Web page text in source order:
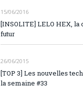
15/06/2016
[INSOLITE] LELO HEX, la
futur
26/06/2015
[TOP 3] Les nouvelles
la semaine #33